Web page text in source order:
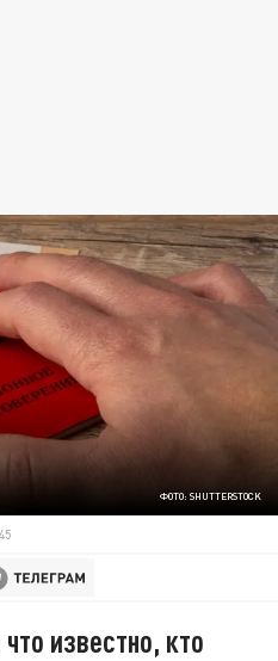
ФОТО: SHUTTERSTOCK
известно, кто